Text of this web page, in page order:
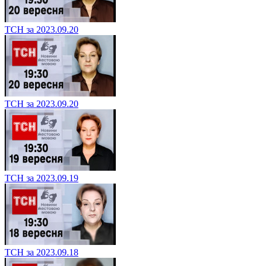
ТСН за 2023.09.20
ТСН за 2023.09.20
ТСН за 2023.09.19
ТСН за 2023.09.18